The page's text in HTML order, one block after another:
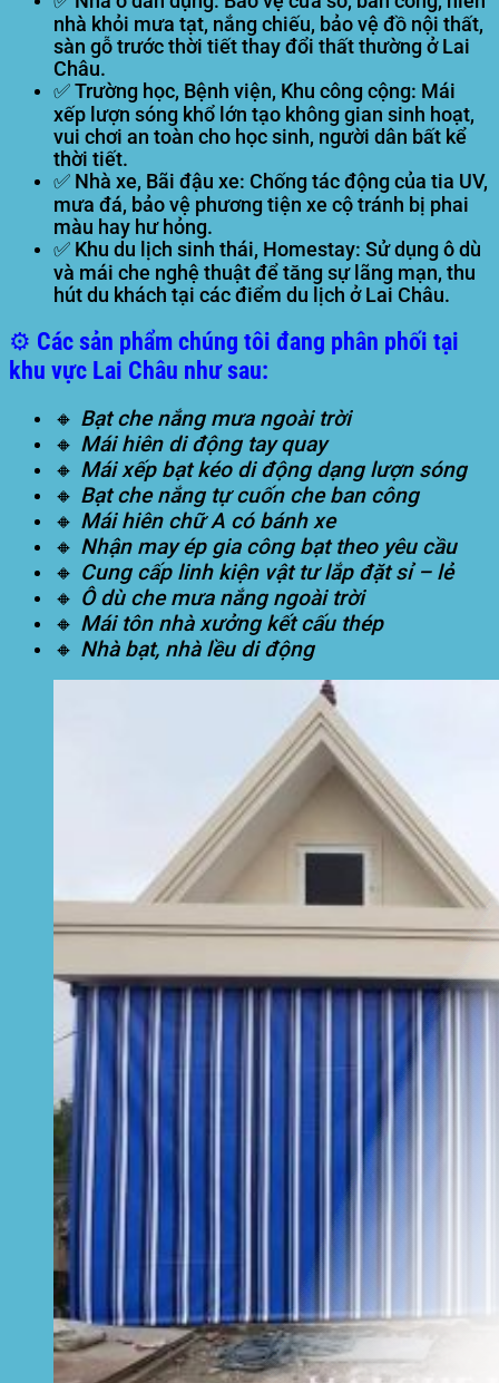
nhà khỏi mưa tạt, nắng chiếu, bảo vệ đồ nội thất,
sàn gỗ trước thời tiết thay đổi thất thường ở Lai
Châu.
✅ Trường học, Bệnh viện, Khu công cộng: Mái
xếp lượn sóng khổ lớn tạo không gian sinh hoạt,
vui chơi an toàn cho học sinh, người dân bất kể
thời tiết.
✅ Nhà xe, Bãi đậu xe: Chống tác động của tia UV,
mưa đá, bảo vệ phương tiện xe cộ tránh bị phai
màu hay hư hỏng.
✅ Khu du lịch sinh thái, Homestay: Sử dụng ô dù
và mái che nghệ thuật để tăng sự lãng mạn, thu
hút du khách tại các điểm du lịch ở Lai Châu.
⚙️ Các sản phẩm chúng tôi đang phân phối tại
khu vực Lai Châu như sau:
🔸 Bạt che nắng mưa ngoài trời
🔸 Mái hiên di động tay quay
🔸 Mái xếp bạt kéo di động dạng lượn sóng
🔸 Bạt che nắng tự cuốn che ban công
🔸 Mái hiên chữ A có bánh xe
🔸 Nhận may ép gia công bạt theo yêu cầu
🔸 Cung cấp linh kiện vật tư lắp đặt sỉ – lẻ
🔸 Ô dù che mưa nắng ngoài trời
🔸 Mái tôn nhà xưởng kết cấu thép
🔸 Nhà bạt, nhà lều di động